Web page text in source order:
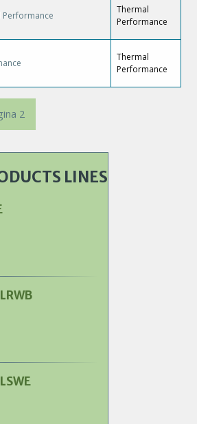
Performance
Thermal
Performance
Thermal
Performance
2
LINES